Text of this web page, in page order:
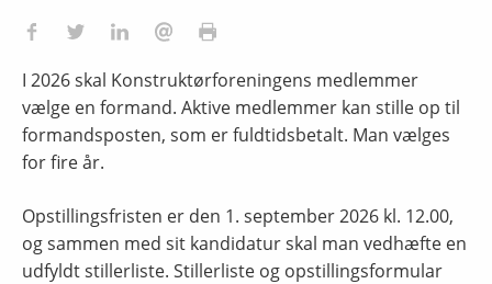
I 2026 skal Konstruktørforeningens medlemmer
vælge en formand. Aktive medlemmer kan stille op til
formandsposten, som er fuldtidsbetalt. Man vælges
for fire år.
Opstillingsfristen er den 1. september 2026 kl. 12.00,
og sammen med sit kandidatur skal man vedhæfte en
udfyldt stillerliste. Stillerliste og opstillingsformular